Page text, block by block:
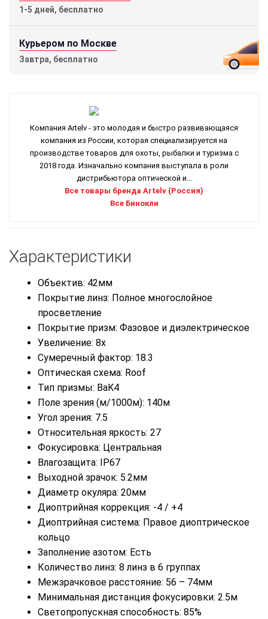
1-5 дней, бесплатно
Курьером по Москве
Завтра, бесплатно
Компания Artelv - это молодая и быстро развивающаяся
компания из России, которая специализируется на
производстве товаров для охоты, рыбалки и туризма с
2018 года. Изначально компания выступала в роли
дистрибьютора оптической и...
Все товары бренда Artelv (Россия)
Все Бинокли
Характеристики
Объектив: 42мм
Покрытие линз: Полное многослойное
просветление
Покрытие призм: Фазовое и диэлектрическое
Увеличение: 8x
Сумеречный фактор: 18.3
Оптическая схема: Roof
Тип призмы: BaK4
Поле зрения (м/1000м): 140м
Угол зрения: 7.5
Относительная яркость: 27
Фокусировка: Центральная
Влагозащита: IP67
Выходной зрачок: 5.2мм
Диаметр окуляра: 20мм
Диоптрийная коррекция: -4 / +4
Диоптрийная система: Правое диоптрическое
кольцо
Заполнение азотом: Есть
Количество линз: 8 линз в 6 группах
Межзрачковое расстояние: 56 – 74мм
Минимальная дистанция фокусировки: 2.5м
Светопропускная способность: 85%